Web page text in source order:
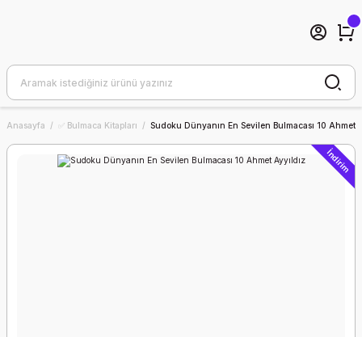
Anasayfa ✅ Bulmaca Kitapları Sudoku Dünyanın En Sevilen Bulmacası 10 Ahmet
İndirim